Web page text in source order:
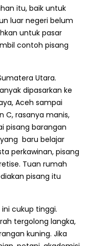
itu, baik untuk
luar negeri belum
untuk pasar
contoh pisang
Utara.
dipasarkan ke
Aceh sampai
C, rasanya manis,
pisang barang­an
baru belajar
perkawinan, pisang
Tuan rumah
pisang itu
cukup tinggi.
tergolong langka,
kuning. Jika